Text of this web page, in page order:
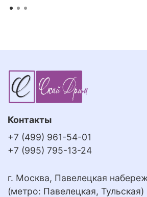
Контакты
+7 (499) 961-54-01
+7 (995) 795-13-24
г. Москва, Павелецкая
(метро: Павелецкая, Тульская)